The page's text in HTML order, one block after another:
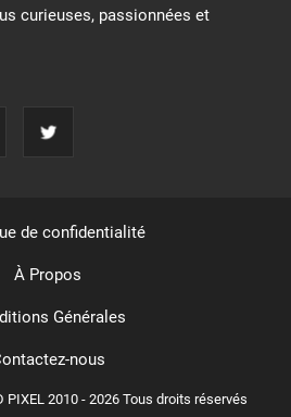
curieuses, passionnées et
2010 - 2026 Tous droits réservés
de confidentialité
À Propos
Générales
nous